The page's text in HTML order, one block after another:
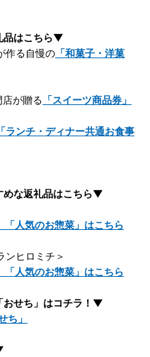
品はこちら▼
作る自慢の 「和菓子・洋菓
店が贈る 「スイーツ商品券」
「ランチ・ディナー共通お食事
めな返礼品はこちら▼
「人気のお惣菜」はこちら
ンヒロミチ＞
「人気のお惣菜」はこちら
おせち」はコチラ！▼
ち」